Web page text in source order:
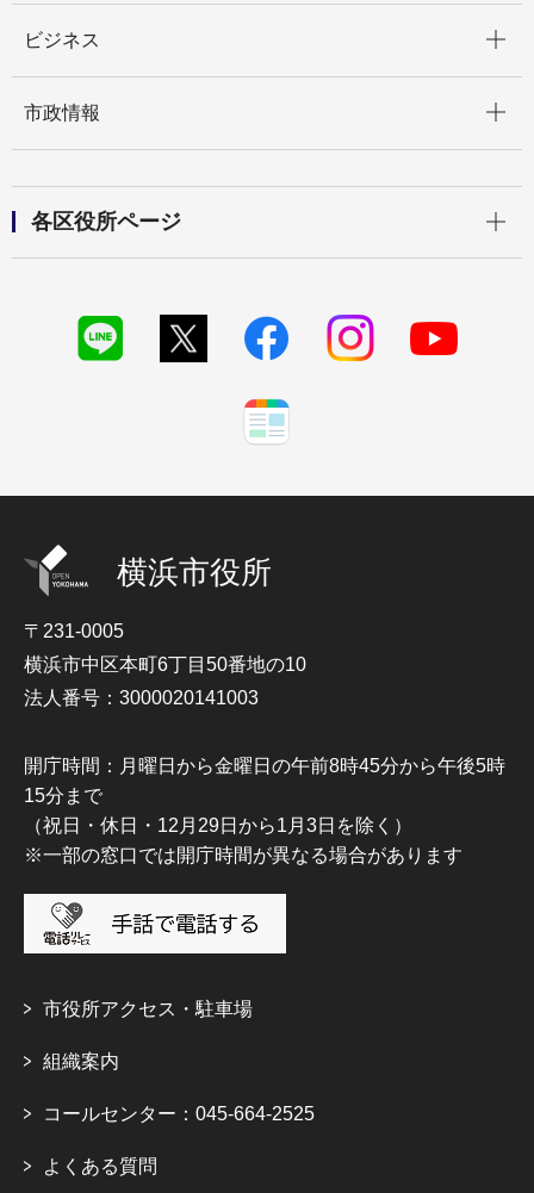
ビジネス
市政情報
各区役所ページ
横浜市役所
〒231-0005
横浜市中区本町6丁目50番地の10
法人番号：3000020141003
開庁時間：月曜日から金曜日の午前8時45分から午後5時
15分まで
（祝日・休日・12月29日から1月3日を除く）
※一部の窓口では開庁時間が異なる場合があります
市役所アクセス・駐車場
組織案内
コールセンター：045-664-2525
よくある質問